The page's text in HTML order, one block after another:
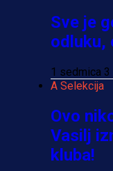
Sve je
odluku,
1 sedmica 3
A Selekcija
Ovo
Vasilj
kluba!